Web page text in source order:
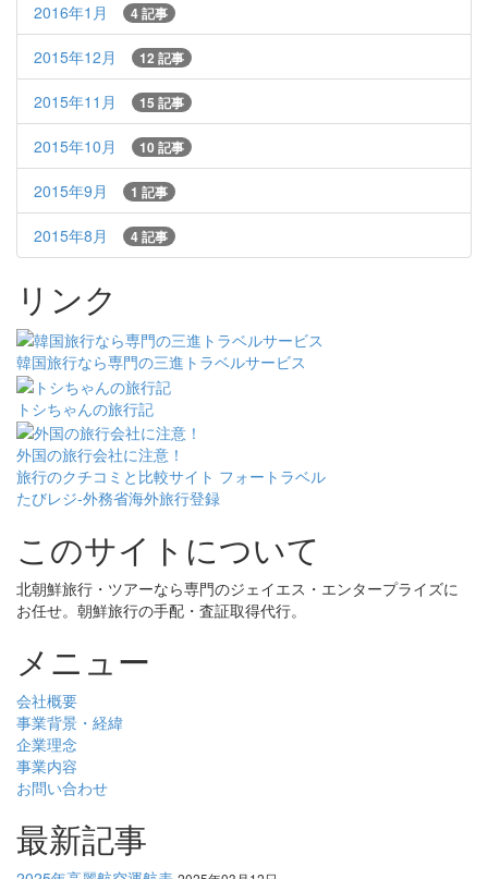
2016年1月 4 記事
2015年12月 12 記事
2015年11月 15 記事
2015年10月 10 記事
2015年9月 1 記事
2015年8月 4 記事
リンク
韓国旅行なら専門の三進トラベルサービス
トシちゃんの旅行記
外国の旅行会社に注意！
旅行のクチコミと比較サイト フォートラベル
たびレジ-外務省海外旅行登録
このサイトについて
北朝鮮旅行・ツアーなら専門のジェイエス・エンタープライズに
お任せ。朝鮮旅行の手配・査証取得代行。
メニュー
会社概要
事業背景・経緯
企業理念
事業内容
お問い合わせ
最新記事